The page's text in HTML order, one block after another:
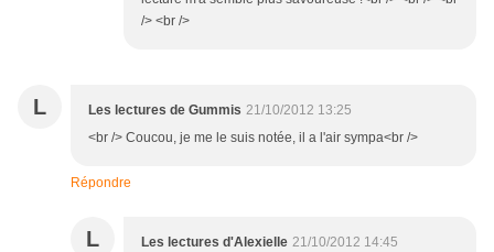
/> <br />
L Les lectures de Gummis 21/10/2012 13:25
<br /> Coucou, je me le suis notée, il a l'air sympa<br />
Répondre
L Les lectures d'Alexielle 21/10/2012 14:45